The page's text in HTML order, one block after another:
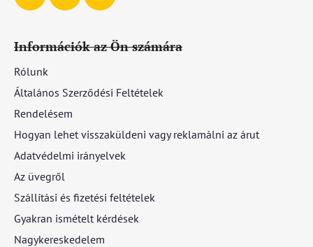
Információk az Ön számára
Rólunk
Általános Szerződési Feltételek
Rendelésem
Hogyan lehet visszaküldeni vagy reklamálni az árut
Adatvédelmi irányelvek
Az üvegről
Szállítási és fizetési feltételek
Gyakran ismételt kérdések
Nagykereskedelem